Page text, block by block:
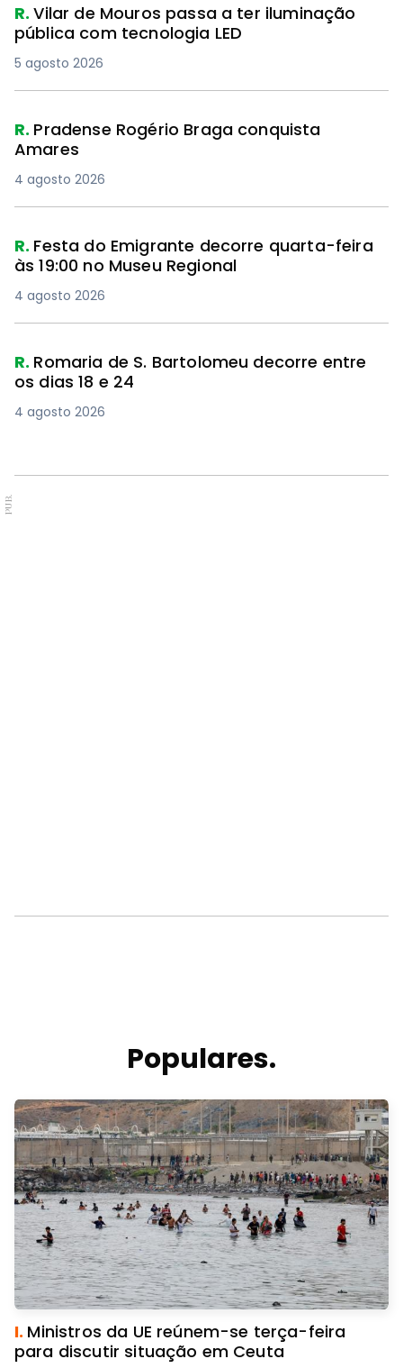
R.Vilar de Mouros passa a ter iluminação
pública com tecnologia LED
5 agosto 2026
R. Pradense Rogério Braga conquista
Amares
4 agosto 2026
R. Festa do Emigrante decorre quarta-feira
às 19:00 no Museu Regional
4 agosto 2026
R. Romaria de S. Bartolomeu decorre entre
os dias 18 e 24
4 agosto 2026
PUB.
Populares.
I. Ministros da UE reúnem-se terça-feira
para discutir situação em Ceuta